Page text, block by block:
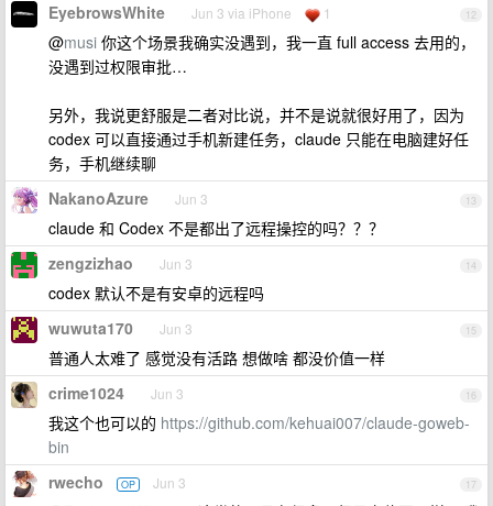
12
EyebrowsWhite Jun 3 via iPhone 1
@musi 你这个场景我确实没遇到，我一直 full access 去用的，
没遇到过权限审批…
另外，我说更舒服是二者对比说，并不是说就很好用了，因为
codex 可以直接通过手机新建任务，claude 只能在电脑建好任
务，手机继续聊
13
NakanoAzure Jun 3
claude 和 Codex 不是都出了远程操控的吗？？？
14
zengzizhao Jun 3
codex 默认不是有安卓的远程吗
15
wuwuta170 Jun 3
普通人太难了 感觉没有活路 想做啥 都没价值一样
16
crime1024 Jun 3
我这个也可以的 https://github.com/kehuai007/claude-goweb-
bin
17
rwecho OP Jun 3